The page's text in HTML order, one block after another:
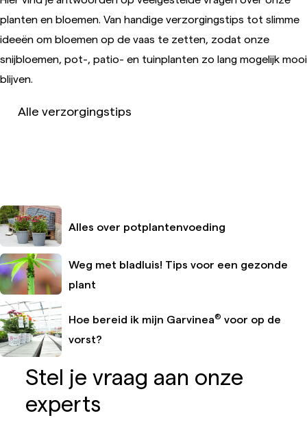
planten en bloemen. Van handige verzorgingstips tot slimme
ideeën om bloemen op de vaas te zetten, zodat onze
snijbloemen, pot-, patio- en tuinplanten zo lang mogelijk mooi
blijven.
Alle verzorgingstips
Alles over potplantenvoeding
Weg met bladluis! Tips voor een gezonde
plant
Hoe bereid ik mijn Garvinea® voor op de
vorst?
Stel je vraag aan onze
experts